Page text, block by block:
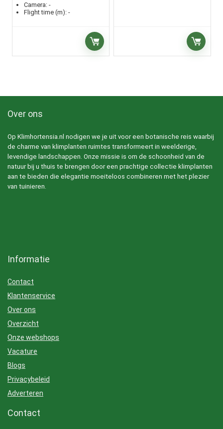
Camera: -
Flight time (m): -
Over ons
Op Klimhortensia.nl nodigen we je uit voor een botanische reis waarbij
de charme van klimplanten ruimtes transformeert in weelderige,
levendige landschappen. Onze missie is om de schoonheid van de
natuur bij u thuis te brengen door een prachtige collectie klimplanten
aan te bieden die elegantie moeiteloos combineren met het plezier
van tuinieren.
Informatie
Contact
Klantenservice
Over ons
Overzicht
Onze webshops
Vacature
Blogs
Privacybeleid
Adverteren
Contact